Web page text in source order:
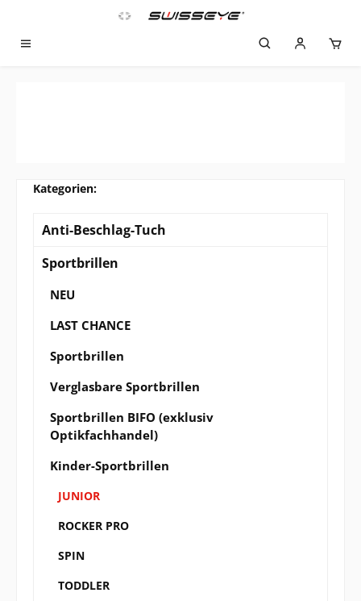
Zum Hauptinhalt springen
Anti-Beschlag-Tuch
Sportbrillen
NEU
LAST CHANCE
Sportbrillen
Verglasbare Sportbrillen
Sportbrillen BIFO (exklusiv
Optikfachhandel)
Kinder-Sportbrillen
JUNIOR
ROCKER PRO
SPIN
TODDLER